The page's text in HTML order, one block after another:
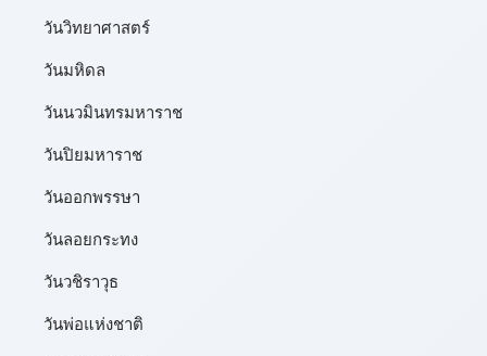
วันวิทยาศาสตร์
วันมหิดล
วันนวมินทรมหาราช
วันปิยมหาราช
วันออกพรรษา
วันลอยกระทง
วันวชิราวุธ
วันพ่อแห่งชาติ